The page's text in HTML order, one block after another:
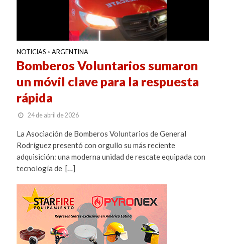
NOTICIAS • ARGENTINA
Bomberos Voluntarios sumaron
un móvil clave para la respuesta
rápida
24 de abril de 2026
La Asociación de Bomberos Voluntarios de General
Rodríguez presentó con orgullo su más reciente
adquisición: una moderna unidad de rescate equipada con
tecnología de […]